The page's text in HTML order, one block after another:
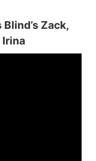
Zack,
Irina